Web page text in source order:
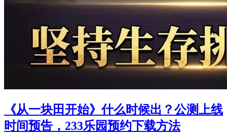
《从一块田开始》什么时候出？公测上线
时间预告，233乐园预约下载方法